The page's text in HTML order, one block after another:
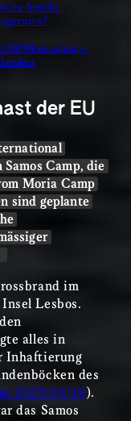
eu-bericht-
eu-agency-
der EU
Camp, die
Moria Camp
sind geplante
im
Lesbos.
alles in
Inhaftierung
des
2023/09/19).
das Samos